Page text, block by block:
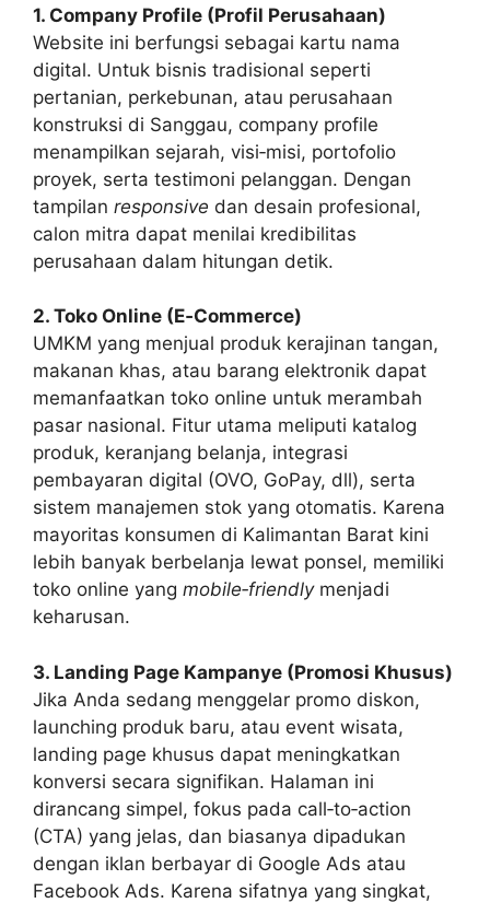
1. Company Profile (Profil Perusahaan)
Website ini berfungsi sebagai kartu nama
digital. Untuk bisnis tradisional seperti
pertanian, perkebunan, atau perusahaan
konstruksi di Sanggau, company profile
menampilkan sejarah, visi‑misi, portofolio
proyek, serta testimoni pelanggan. Dengan
tampilan responsive dan desain profesional,
calon mitra dapat menilai kredibilitas
perusahaan dalam hitungan detik.
2. Toko Online (E‑Commerce)
UMKM yang menjual produk kerajinan tangan,
makanan khas, atau barang elektronik dapat
memanfaatkan toko online untuk merambah
pasar nasional. Fitur utama meliputi katalog
produk, keranjang belanja, integrasi
pembayaran digital (OVO, GoPay, dll), serta
sistem manajemen stok yang otomatis. Karena
mayoritas konsumen di Kalimantan Barat kini
lebih banyak berbelanja lewat ponsel, memiliki
toko online yang mobile‑friendlymenjadi
keharusan.
3. Landing Page Kampanye (Promosi Khusus)
Jika Anda sedang menggelar promo diskon,
launching produk baru, atau event wisata,
landing page khusus dapat meningkatkan
konversi secara signifikan. Halaman ini
dirancang simpel, fokus pada call‑to‑action
(CTA) yang jelas, dan biasanya dipadukan
dengan iklan berbayar di Google Ads atau
Facebook Ads. Karena sifatnya yang singkat,